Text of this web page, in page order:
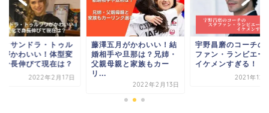
クサンドラ・トゥル
がかわいい！体型変
身長伸びて現在は？
2022年2月17日
藤澤五月がかわいい！結
婚相手や旦那は？兄姉・
父親母親と家族もカー
リ...
2022年2月13日
宇野昌磨のコーチの
ファン・ランビエー
イケメンすぎる！！
2021年12